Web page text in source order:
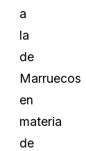
a
la
de
Marruecos
en
materia
de